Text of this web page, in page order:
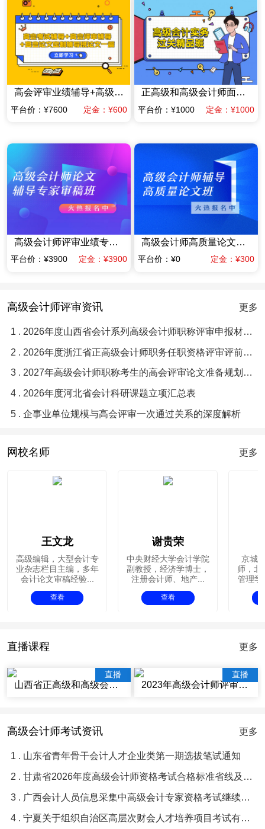
高会评审业绩辅导+高级会计师高质量论文辅导班一篇（赠送当年高会考试辅导课程）
平台价：¥7600 定金：¥600
正高级和高级会计师面试答辩专项专家辅导班
平台价：¥1000 定金：¥1000
高级会计师评审业绩专家指导班业绩材料提前规划班（含答辩）（限时优惠价格）
平台价：¥3900 定金：¥3900
高级会计师高质量论文辅导班（赠送当年考试辅导课程）
平台价：¥0 定金：¥300
高级会计师评审资讯 更多
1 . 2026年度山西省会计系列高级会计师职称评审申报材料目录与要求须知
2 . 2026年度浙江省正高级会计师职务任职资格评审评前公示
3 . 2027年高级会计师职称考生的高会评审论文准备规划指南
4 . 2026年度河北省会计科研课题立项汇总表
5 . 企事业单位规模与高会评审一次通过关系的深度解析
网校名师 更多
王文龙
高级编辑，大型会计专
业杂志栏目主编，多年
会计论文审稿经验...
查看
谢贵荣
中央财经大学会计学院
副教授，经济学博士，
注册会计师、地产...
查看
京城
师，北
管理学
直播课程 更多
直播
山西省正高级和高级会计师评审辅导视频讲座
直播
2023年高级会计师评审辅导视频课程
高级会计师考试资讯 更多
1 . 山东省青年骨干会计人才企业类第一期选拔笔试通知
2 . 甘肃省2026年度高级会计师资格考试合格标准省线及及格人员名单等有关问题的通知
3 . 广西会计人员信息采集中高级会计专家资格考试继续教育常见问题与解答
4 . 宁夏关于组织自治区高层次财会人才培养项目考试有关事项的通知